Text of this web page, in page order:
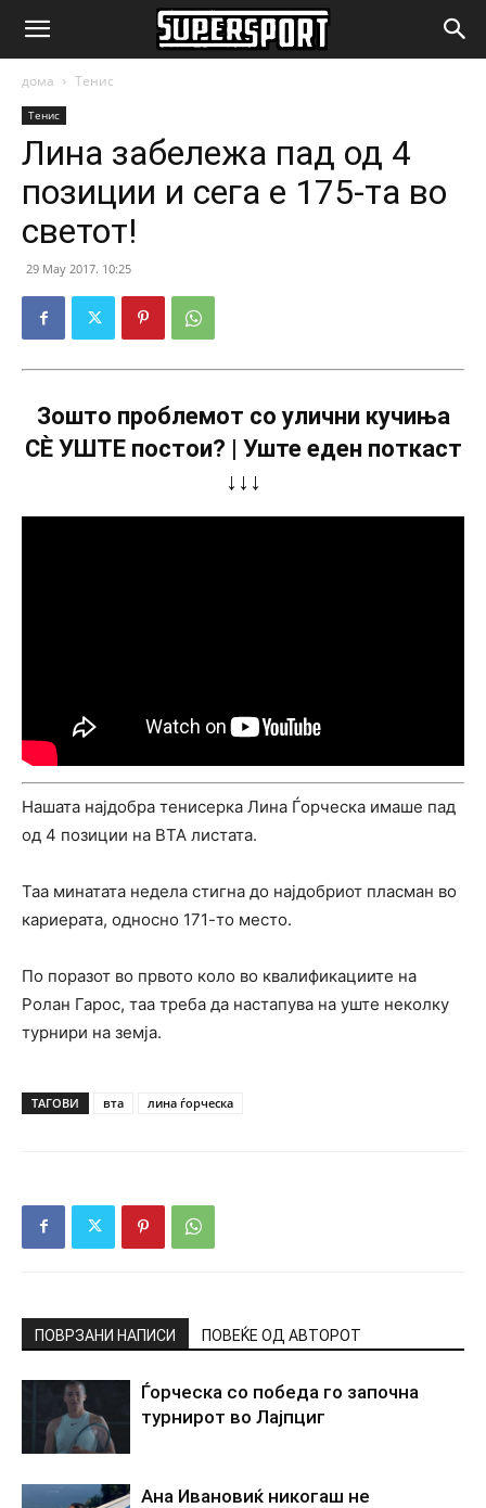
SuperSport.mk
дома Тенис
Тенис
Лина забележа пад од 4
позиции и сега е 175-та во
светот!
29 May 2017. 10:25
Зошто проблемот со улични кучиња
СÈ УШТЕ постои? | Уште еден поткаст
↓↓↓
Нашата најдобра тенисерка Лина Ѓорческа имаше пад
од 4 позиции на ВТА листата.
Таа минатата недела стигна до најдобриот пласман во
кариерата, односно 171-то место.
По поразот во првото коло во квалификациите на
Ролан Гарос, таа треба да настапува на уште неколку
турнири на земја.
ТАГОВИ вта лина ѓорческа
ПОВРЗАНИ НАПИСИ ПОВЕЌЕ ОД АВТОРОТ
Ѓорческа со победа го започна
турнирот во Лајпциг
Ана Ивановиќ никогаш не